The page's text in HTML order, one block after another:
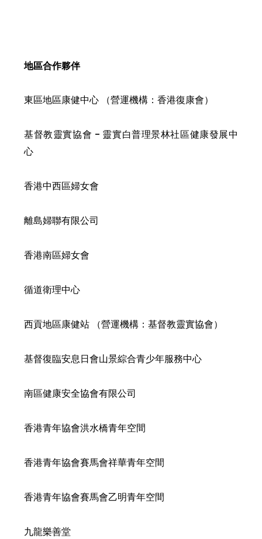
地區合作夥伴
東區地區康健中心 （營運機構：香港復康會）
基督教靈實協會 - 靈實白普理景林社區健康發展中
心
香港中西區婦女會
離島婦聯有限公司
香港南區婦女會
循道衛理中心
西貢地區康健站 （營運機構：基督教靈實協會）
基督復臨安息日會山景綜合青少年服務中心
南區健康安全協會有限公司
香港青年協會洪水橋青年空間
香港青年協會賽馬會祥華青年空間
香港青年協會賽馬會乙明青年空間
九龍樂善堂